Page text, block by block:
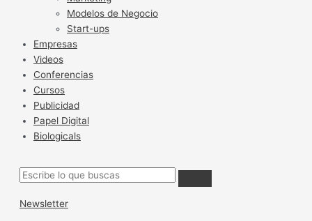
Modelos de Negocio
Start-ups
Empresas
Videos
Conferencias
Cursos
Publicidad
Papel Digital
Biologicals
Newsletter